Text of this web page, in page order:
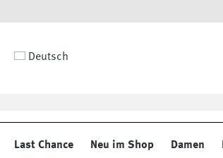
Deutsch
Last Chance Neu im Shop Damen